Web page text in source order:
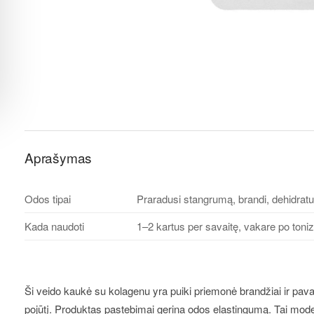
Aprašymas
Odos tipai
Praradusi stangrumą, brandi,
Kada naudoti
1–2 kartus per savaitę, vakare po
Šiveido kaukė su kolagenuyra puiki priemonė brandžiai ir
pojūtį. Produktas pastebimai gerina odos elastingumą. Tai